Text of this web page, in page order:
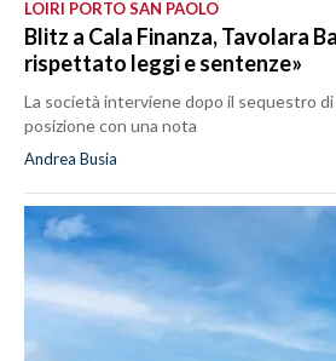
LOIRI PORTO SAN PAOLO
Blitz a Cala Finanza, Tavolara
rispettato leggi e sentenze»
La società interviene dopo il sequestro
posizione con una nota
Andrea Busia